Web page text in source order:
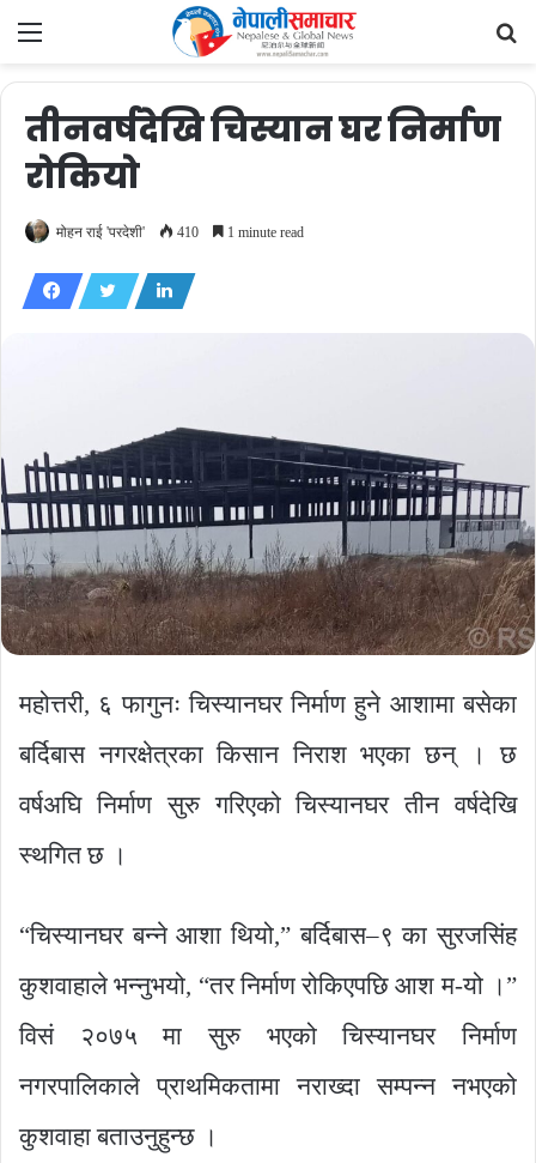
Menu
तीनवर्षदेखि चिस्यान घर निर्माण
रोकियो
मोहन राई 'परदेशी' 410 1 minute read
महोत्तरी, ६ फागुनः चिस्यानघर निर्माण हुने आशामा बसेका
बर्दिबास नगरक्षेत्रका किसान निराश भएका छन् । छ
वर्षअघि निर्माण सुरु गरिएको चिस्यानघर तीन वर्षदेखि
स्थगित छ ।
“चिस्यानघर बन्ने आशा थियो,” बर्दिबास–९ का सुरजसिंह
कुशवाहाले भन्नुभयो, “तर निर्माण रोकिएपछि आश म-यो ।”
विसं २०७५ मा सुरु भएको चिस्यानघर निर्माण
नगरपालिकाले प्राथमिकतामा नराख्दा सम्पन्न नभएको
कुशवाहा बताउनुहुन्छ ।